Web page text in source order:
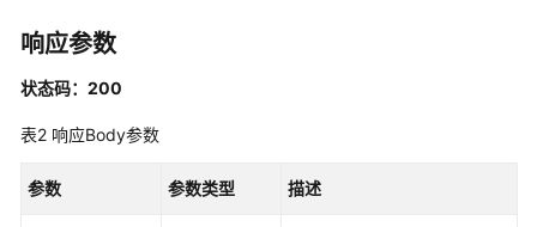
参
用
响应参数
状态码：200
表2 响应Body参数
参数 参数类型 描述